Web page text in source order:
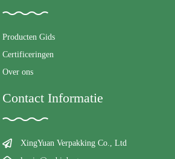
Producten Gids
Certificeringen
Over ons
Contact Informatie
XingYuan Verpakking Co., Ltd